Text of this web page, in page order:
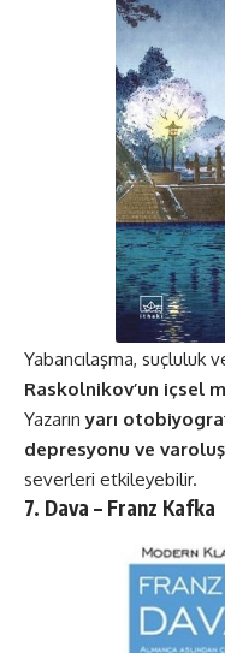
Yabancılaşma, suçluluk
Raskolnikov’un içsel
Yazarınyarı
depresyonu ve
severleri etkileyebilir​​.
7. Dava – Franz Kafka